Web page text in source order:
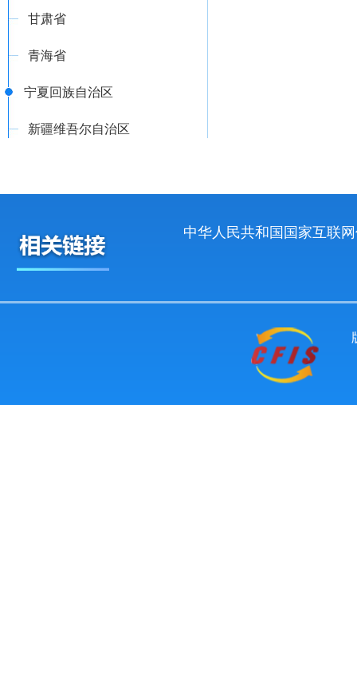
甘肃省
青海省
宁夏回族自治区
新疆维吾尔自治区
中华人民共和国国家互联